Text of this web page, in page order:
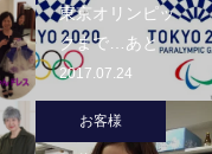
東京オリンピッ
クまで…あと
2017.07.24
お客様